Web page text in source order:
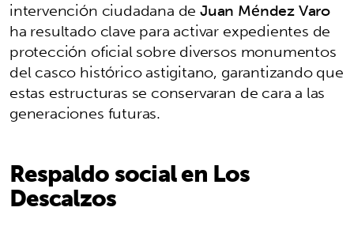
intervención ciudadana deJuan Méndez Varo
ha resultado clave para activar expedientes de
protección oficial sobre diversos monumentos
del casco histórico astigitano, garantizando que
estas estructuras se conservaran de cara a las
generaciones futuras.
Respaldo social en Los
Descalzos